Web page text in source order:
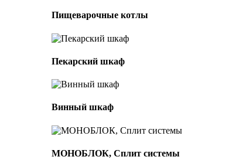
Пищеварочные котлы
Пекарский шкаф
Винный шкаф
МОНОБЛОК, Сплит системы